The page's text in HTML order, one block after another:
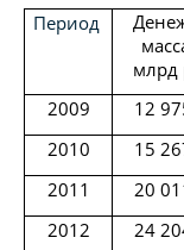
Период
млрд
2009
12
2010
15
2011
20
2012
24